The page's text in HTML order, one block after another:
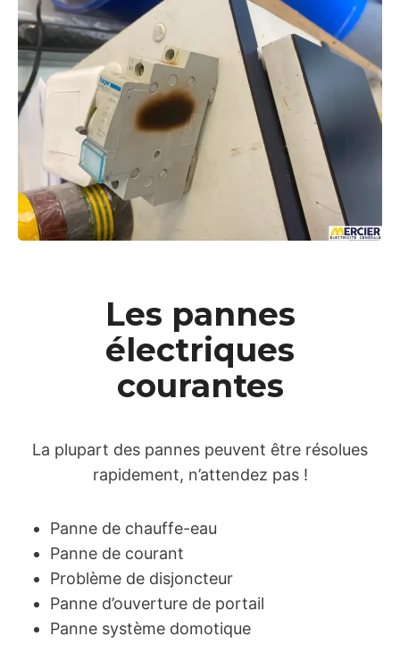
Les pannes
électriques
courantes
La plupart des pannes peuvent être résolues
rapidement, n’attendez pas !
Panne de chauffe-eau
Panne de courant
Problème de disjoncteur
Panne d’ouverture de portail
Panne système domotique